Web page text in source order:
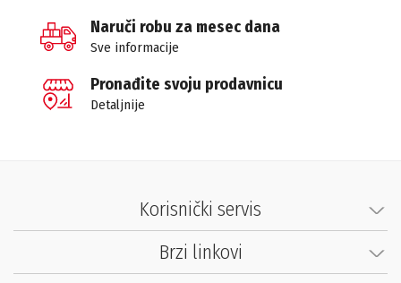
Naruči robu za mesec dana
Sve informacije
Pronađite svoju prodavnicu
Detaljnije
Korisnički servis
Brzi linkovi